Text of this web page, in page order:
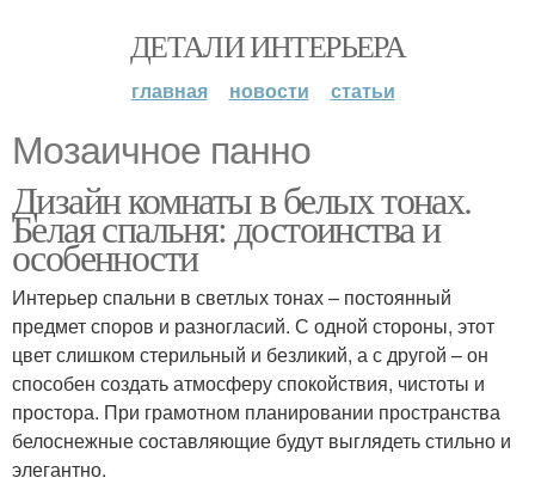
ДЕТАЛИ ИНТЕРЬЕРА
главная новости статьи
Мозаичное панно
Дизайн комнаты в белых тонах.
Белая спальня: достоинства и
особенности
Интерьер спальни в светлых тонах – постоянный
предмет споров и разногласий. С одной стороны, этот
цвет слишком стерильный и безликий, а с другой – он
способен создать атмосферу спокойствия, чистоты и
простора. При грамотном планировании пространства
белоснежные составляющие будут выглядеть стильно и
элегантно.